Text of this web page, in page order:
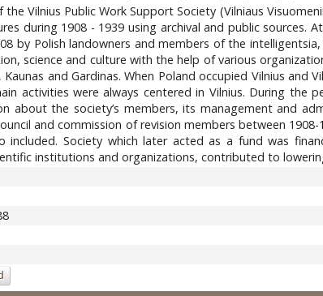
Vilnius Public Work Support Society (Vilniaus
during 1908 - 1939 using archival and public sources.
by Polish landowners and members of the
science and culture with the help of various
and Gardinas. When Poland occupied Vilnius
activities were always centered in Vilnius. During
about the society’s members, its management and
and commission of revision members between
included. Society which later acted as a fund was
institutions and organizations, contributed to